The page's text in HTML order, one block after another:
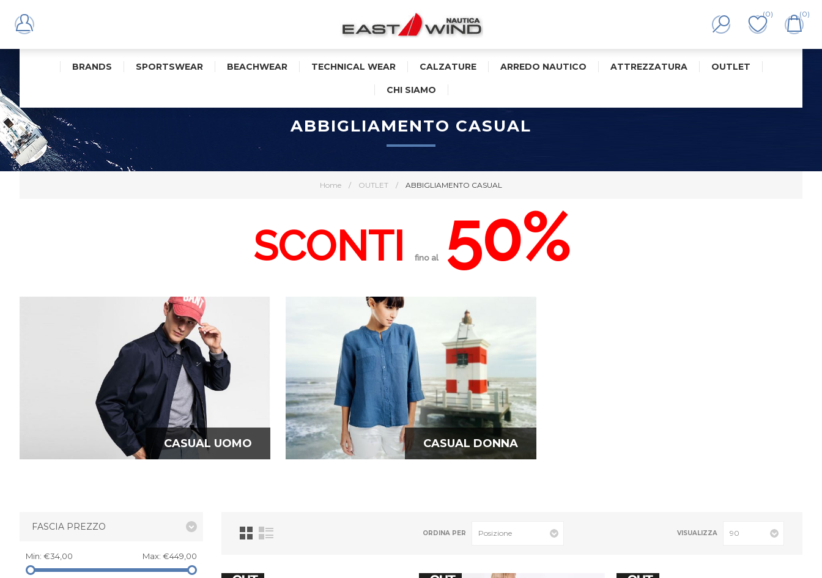
(0) (0)
BRANDS SPORTSWEAR BEACHWEAR TECHNICAL WEAR CALZATURE ARREDO NAUTICO ATTREZZATURA OUTLET
CHI SIAMO
Home / OUTLET / ABBIGLIAMENTO CASUAL
ABBIGLIAMENTO CASUAL
SCONTI fino al 50%
CASUAL UOMO CASUAL DONNA
ORDINA PER VISUALIZZA
FASCIA PREZZO
Min: €34,00 Max: €449,00